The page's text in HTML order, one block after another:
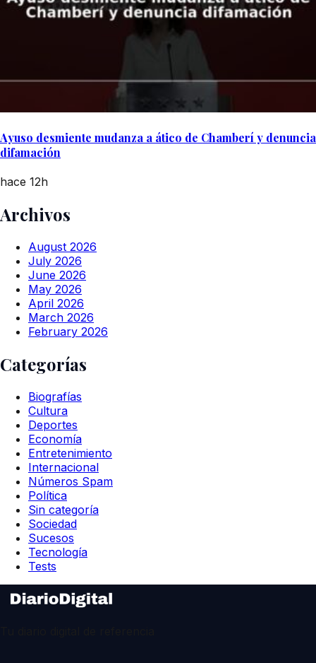
Ayuso desmiente mudanza a ático de Chamberí y denuncia
difamación
hace 12h
Archivos
August 2026
July 2026
June 2026
May 2026
April 2026
March 2026
February 2026
Categorías
Biografías
Cultura
Deportes
Economía
Entretenimiento
Internacional
Números Spam
Política
Sin categoría
Sociedad
Sucesos
Tecnología
Tests